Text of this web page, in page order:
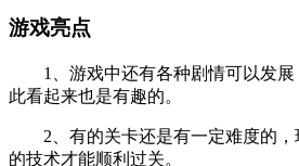
游戏亮点
1、游戏中还有各种剧情可以发展
此看起来也是有趣的。
2、有的关卡还是有一定难度的，
的技术才能顺利过关。